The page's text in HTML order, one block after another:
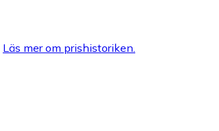
Läs mer om prishistoriken.